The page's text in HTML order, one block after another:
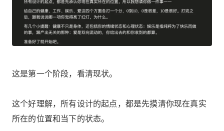
这是第一个阶段，看清现状。
这个好理解，所有设计的起点，都是先摸清你现在真实
所在的位置和当下的状态。